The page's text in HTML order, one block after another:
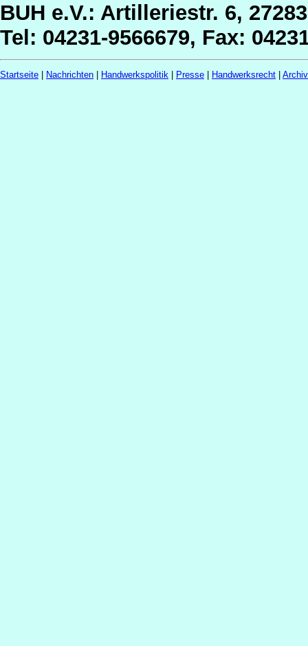
BUH e.V.: Artilleriestr. 6,
Tel: 04231-9566679, Fax:
Startseite Nachrichten Handwerkspolitik Presse Handwerksrecht